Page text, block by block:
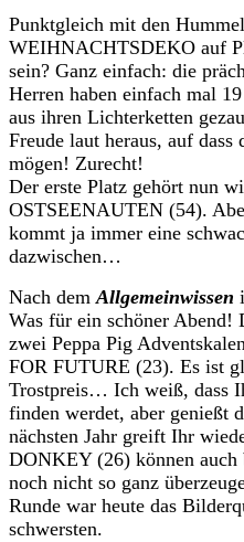
Punktgleich mit den
WEIHNACHTSDEKO auf
sein? Ganz einfach: die
Herren haben einfach mal
aus ihren Lichterketten
Freude laut heraus, auf dass
mögen! Zurecht!
Der erste Platz gehört nun
OSTSEENAUTEN (54).
kommt ja immer eine
dazwischen…
Nach demAllgemeinwissen
Was für ein schöner Abend!
zwei Peppa Pig
FOR FUTURE (23). Es ist
Trostpreis… Ich weiß, dass
finden werdet, aber genießt
nächsten Jahr greift Ihr
DONKEY (26) können
noch nicht so ganz
Runde war heute das
schwersten.